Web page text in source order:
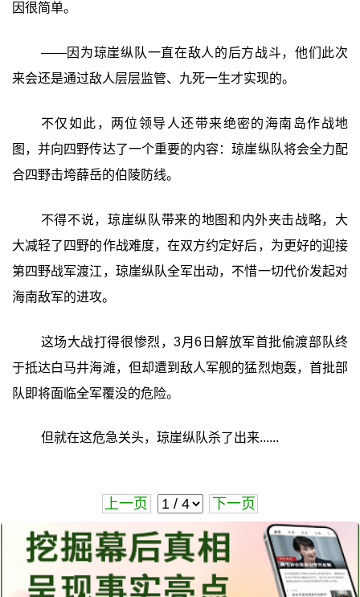
因很简单。
——因为琼崖纵队一直在敌人的后方战斗，他们此次
来会还是通过敌人层层监管、九死一生才实现的。
不仅如此，两位领导人还带来绝密的海南岛作战地
图，并向四野传达了一个重要的内容：琼崖纵队将会全力配
合四野击垮薛岳的伯陵防线。
不得不说，琼崖纵队带来的地图和内外夹击战略，大
大减轻了四野的作战难度，在双方约定好后，为更好的迎接
第四野战军渡江，琼崖纵队全军出动，不惜一切代价发起对
海南敌军的进攻。
这场大战打得很惨烈，3月6日解放军首批偷渡部队终
于抵达白马井海滩，但却遭到敌人军舰的猛烈炮轰，首批部
队即将面临全军覆没的危险。
但就在这危急关头，琼崖纵队杀了出来......
上一页 下一页